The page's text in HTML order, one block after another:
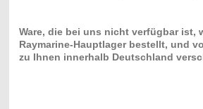
Ware, die bei uns nicht verfügbar ist,
Raymarine-Hauptlager bestellt, und
zu Ihnen innerhalb Deutschland